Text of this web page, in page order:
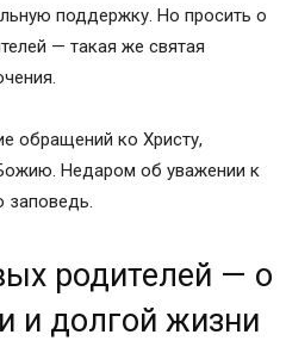
поддержку. Но просить о
— такая же святая
обращений ко Христу,
Недаром об уважении к
заповедь.
родителей — о
и долгой жизни